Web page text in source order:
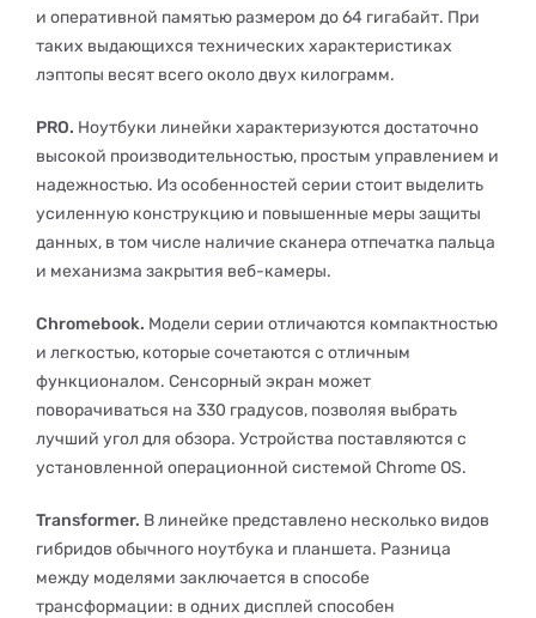
и оперативной памятью размером до 64 гигабайт. При
таких выдающихся технических характеристиках
лэптопы весят всего около двух килограмм.
PRO. Ноутбуки линейки характеризуются достаточно
высокой производительностью, простым управлением и
надежностью. Из особенностей серии стоит выделить
усиленную конструкцию и повышенные меры защиты
данных, в том числе наличие сканера отпечатка пальца
и механизма закрытия веб-камеры.
Chromebook. Модели серии отличаются компактностью
и легкостью, которые сочетаются с отличным
функционалом. Сенсорный экран может
поворачиваться на 330 градусов, позволяя выбрать
лучший угол для обзора. Устройства поставляются с
установленной операционной системой Chrome OS.
Transformer. В линейке представлено несколько видов
гибридов обычного ноутбука и планшета. Разница
между моделями заключается в способе
трансформации: в одних дисплей способен